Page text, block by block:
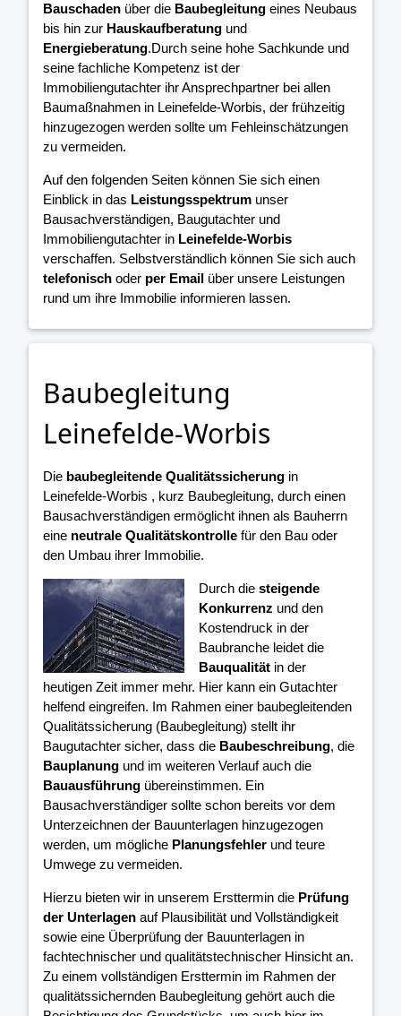
Bauschaden über die Baubegleitung eines Neubaus
bis hin zur Hauskaufberatung und
Energieberatung.Durch seine hohe Sachkunde und
seine fachliche Kompetenz ist der
Immobiliengutachter ihr Ansprechpartner bei allen
Baumaßnahmen in Leinefelde-Worbis, der frühzeitig
hinzugezogen werden sollte um Fehleinschätzungen
zu vermeiden.
Auf den folgenden Seiten können Sie sich einen
Einblick in das Leistungsspektrum unser
Bausachverständigen, Baugutachter und
Immobiliengutachter in Leinefelde-Worbis
verschaffen. Selbstverständlich können Sie sich auch
telefonisch oder per Email über unsere Leistungen
rund um ihre Immobilie informieren lassen.
Baubegleitung
Leinefelde-Worbis
Die baubegleitende Qualitätssicherung in
Leinefelde-Worbis , kurz Baubegleitung, durch einen
Bausachverständigen ermöglicht ihnen als Bauherrn
eine neutrale Qualitätskontrolle für den Bau oder
den Umbau ihrer Immobilie.
Durch diesteigende
Konkurrenz und den
Kostendruck in der
Baubranche leidet die
Bauqualität in der
heutigen Zeit immer mehr. Hier kann ein Gutachter
helfend eingreifen. Im Rahmen einer baubegleitenden
Qualitätssicherung (Baubegleitung) stellt ihr
Baugutachter sicher, dass die Baubeschreibung, die
Bauplanung und im weiteren Verlauf auch die
Bauausführung übereinstimmen. Ein
Bausachverständiger sollte schon bereits vor dem
Unterzeichnen der Bauunterlagen hinzugezogen
werden, um mögliche Planungsfehler und teure
Umwege zu vermeiden.
Hierzu bieten wir in unserem Ersttermin die Prüfung
der Unterlagen auf Plausibilität und Vollständigkeit
sowie eine Überprüfung der Bauunterlagen in
fachtechnischer und qualitätstechnischer Hinsicht an.
Zu einem vollständigen Ersttermin im Rahmen der
qualitätssichernden Baubegleitung gehört auch die